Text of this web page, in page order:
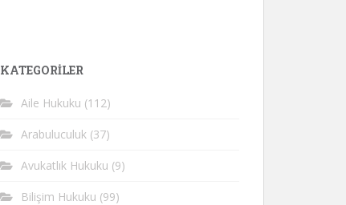
KATEGORİLER
Aile Hukuku (112)
Arabuluculuk (37)
Avukatlık Hukuku (9)
Bilişim Hukuku (99)